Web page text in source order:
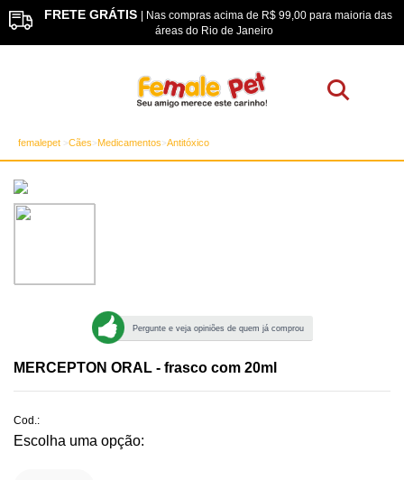
FRETE GRÁTIS | Nas compras acima de R$ 99,00 para maioria das
áreas do Rio de Janeiro
femalepet Cães Medicamentos Antitóxico
Pergunte e veja opiniões de quem já comprou
MERCEPTON ORAL - frasco com 20ml
Cod.: